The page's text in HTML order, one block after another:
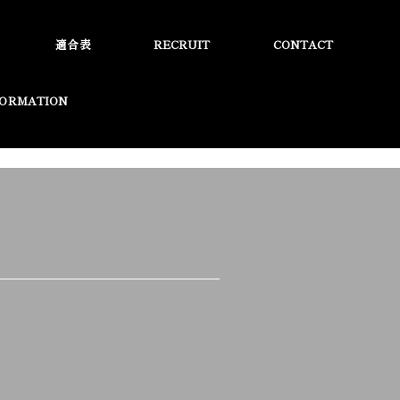
適合表 RECRUIT CONTACT